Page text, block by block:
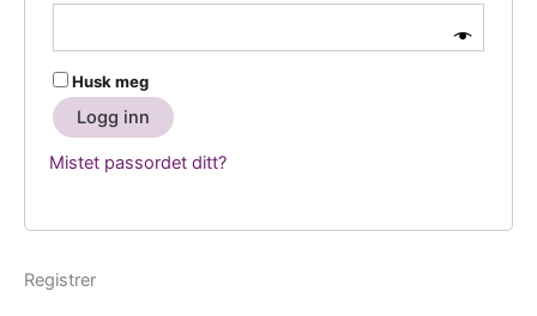
Husk meg
Logg inn
Mistet passordet ditt?
Registrer